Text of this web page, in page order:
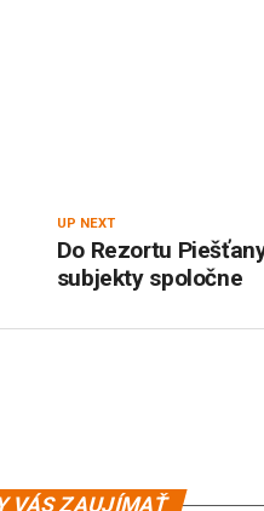
UP NEXT
Do Rezortu
subjekty spoločne
VÁS ZAUJÍMAŤ